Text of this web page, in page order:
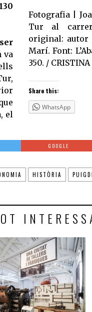
va
el
Fotografia |
Tur al
original: autor
Marí. Font:
350. / CRISTINA
Share this:
WhatsApp
GOOGLE
HISTÒRIA